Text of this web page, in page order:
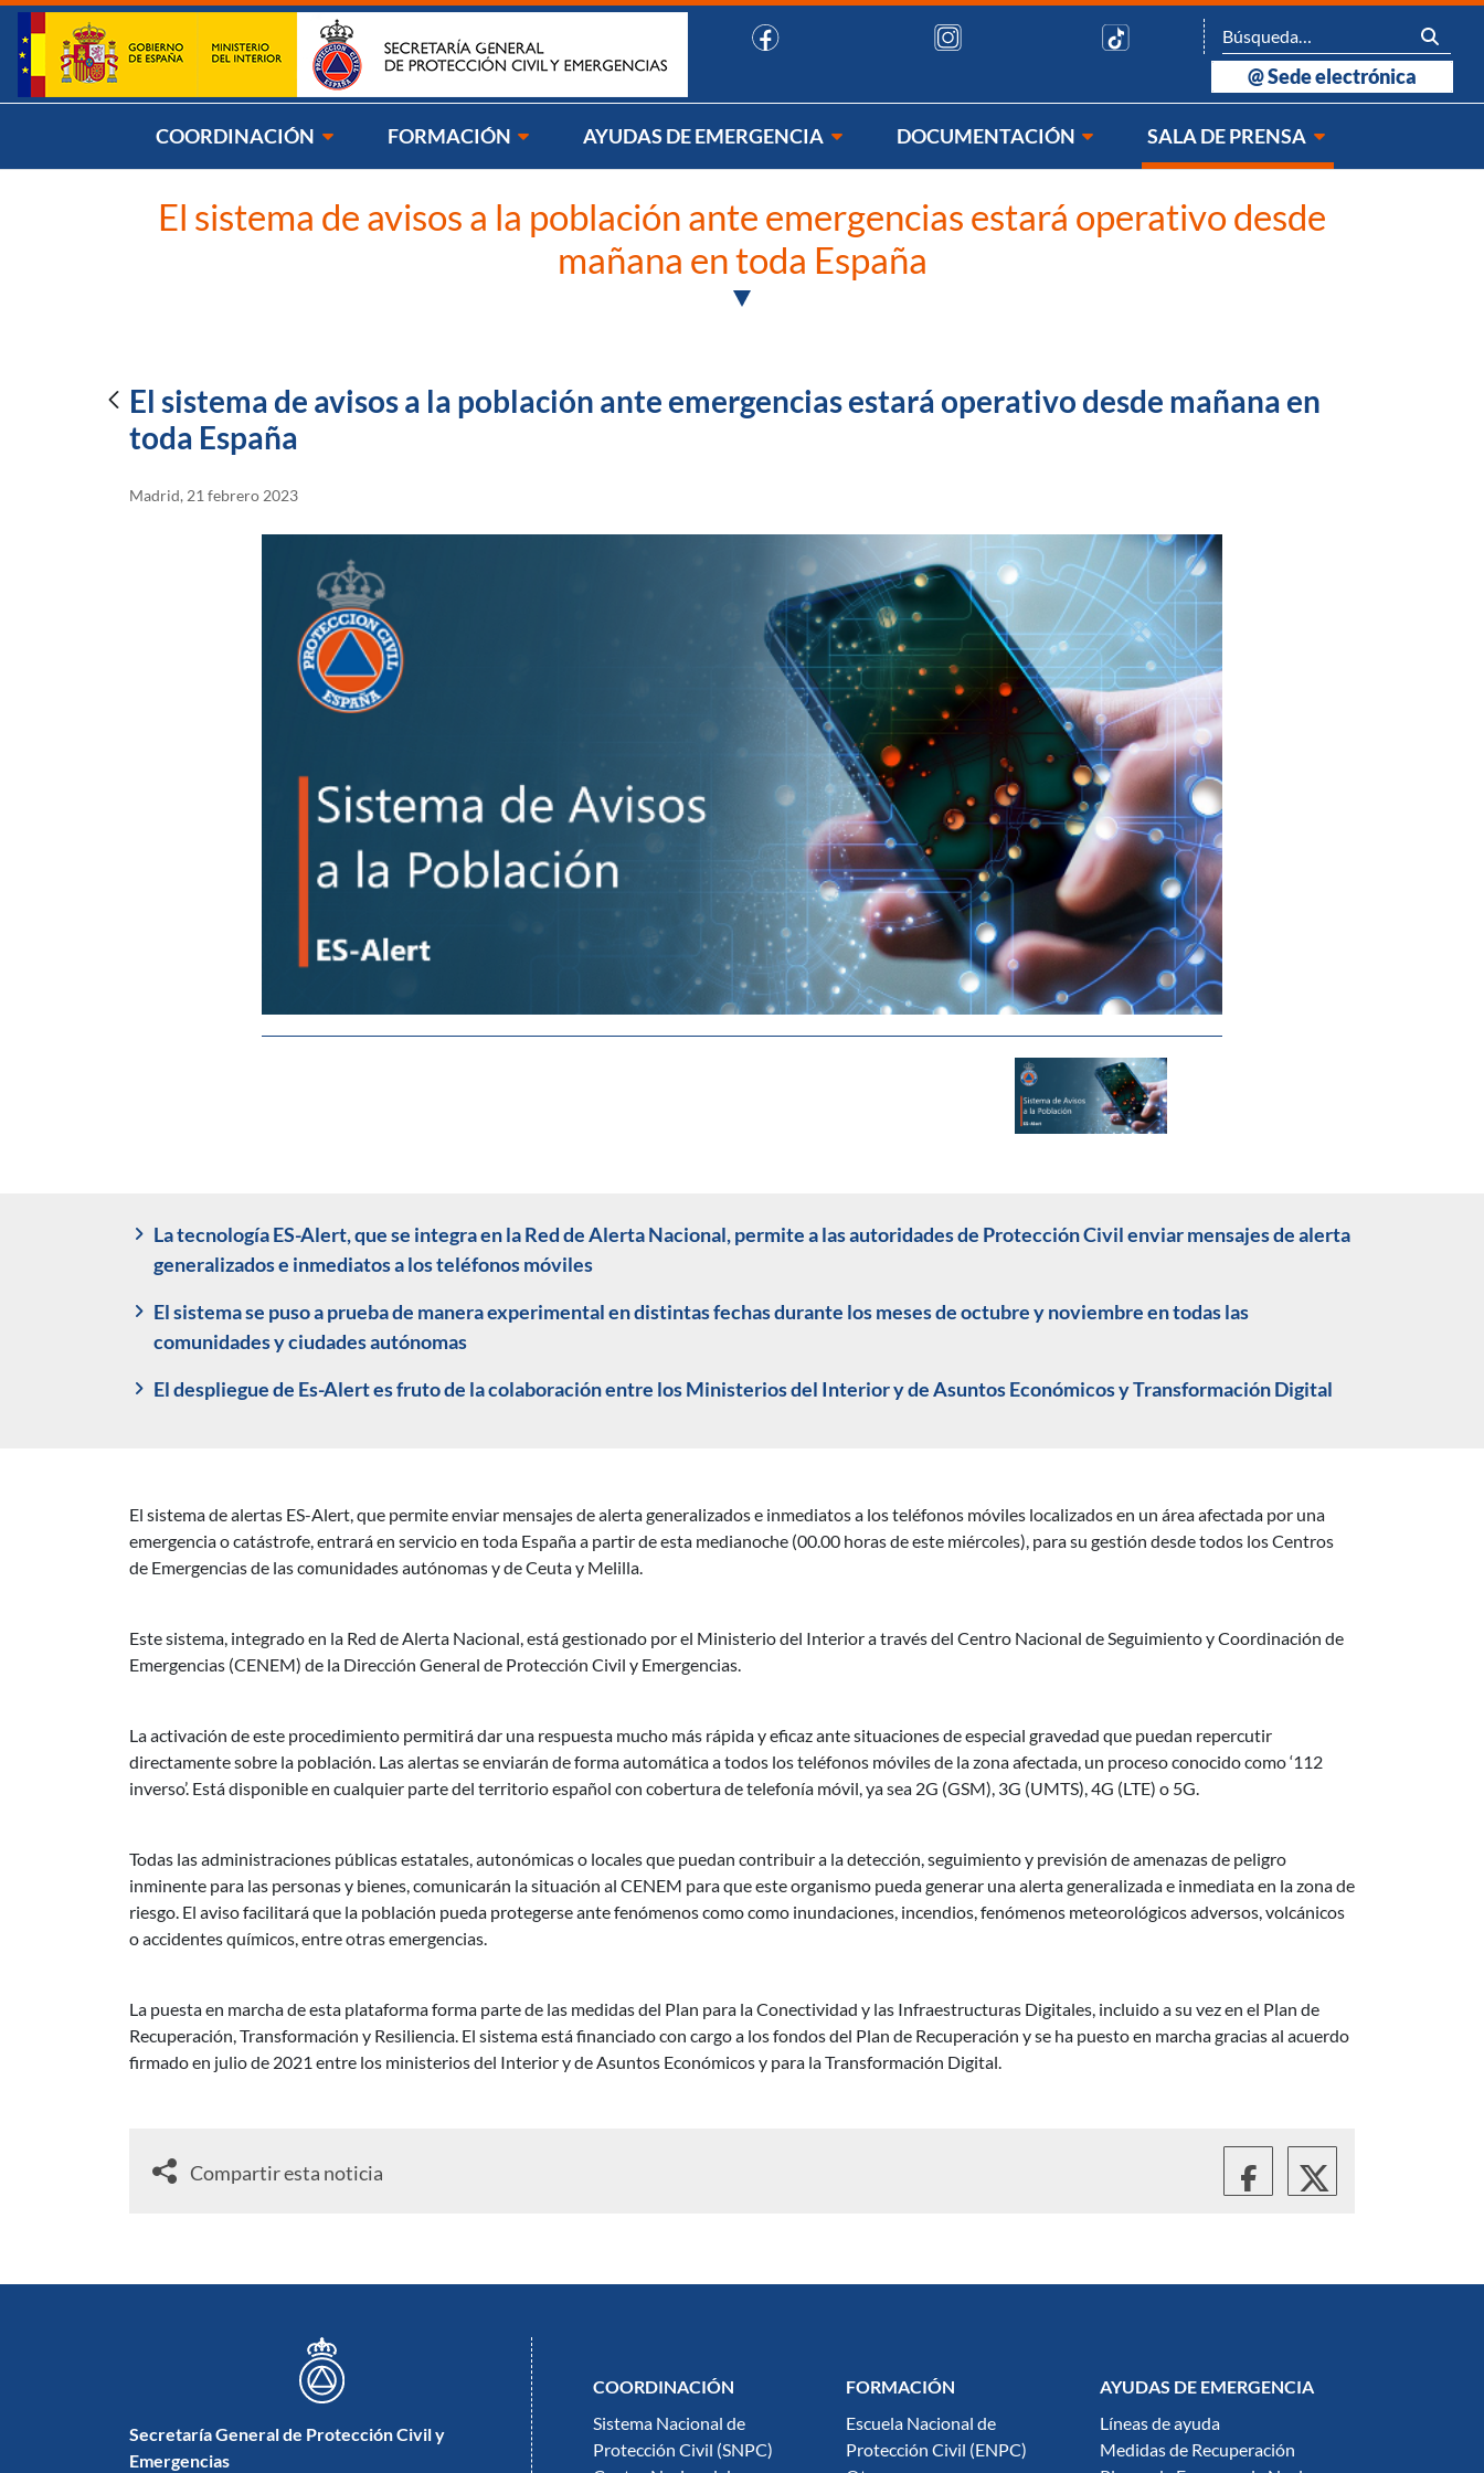
Saltar al contenido
@Sede electrónica
COORDINACIÓN FORMACIÓN AYUDAS DE EMERGENCIA DOCUMENTACIÓN SALA DE PRENSA
El sistema de avisos a la población ante emergencias estará operativo desde
mañana en toda España
El sistema de avisos a la población ante emergencias estará operativo desde mañana en
toda España
Madrid, 21 febrero 2023
La tecnología ES-Alert, que se integra en la Red de Alerta Nacional, permite a las autoridades de Protección Civil enviar mensajes de alerta
generalizados e inmediatos a los teléfonos móviles
El sistema se puso a prueba de manera experimental en distintas fechas durante los meses de octubre y noviembre en todas las
comunidades y ciudades autónomas
El despliegue de Es-Alert es fruto de la colaboración entre los Ministerios del Interior y de Asuntos Económicos y Transformación Digital
Descripción noticia
El sistema de alertas ES-Alert, que permite enviar mensajes de alerta generalizados e inmediatos a los teléfonos móviles localizados en un área afectada por una
emergencia o catástrofe, entrará en servicio en toda España a partir de esta medianoche (00.00 horas de este miércoles), para su gestión desde todos los Centros
de Emergencias de las comunidades autónomas y de Ceuta y Melilla.
Este sistema, integrado en la Red de Alerta Nacional, está gestionado por el Ministerio del Interior a través del Centro Nacional de Seguimiento y Coordinación de
Emergencias (CENEM) de la Dirección General de Protección Civil y Emergencias.
La activación de este procedimiento permitirá dar una respuesta mucho más rápida y eficaz ante situaciones de especial gravedad que puedan repercutir
directamente sobre la población. Las alertas se enviarán de forma automática a todos los teléfonos móviles de la zona afectada, un proceso conocido como ‘112
inverso’. Está disponible en cualquier parte del territorio español con cobertura de telefonía móvil, ya sea 2G (GSM), 3G (UMTS), 4G (LTE) o 5G.
Todas las administraciones públicas estatales, autonómicas o locales que puedan contribuir a la detección, seguimiento y previsión de amenazas de peligro
inminente para las personas y bienes, comunicarán la situación al CENEM para que este organismo pueda generar una alerta generalizada e inmediata en la zona de
riesgo. El aviso facilitará que la población pueda protegerse ante fenómenos como como inundaciones, incendios, fenómenos meteorológicos adversos, volcánicos
o accidentes químicos, entre otras emergencias.
La puesta en marcha de esta plataforma forma parte de las medidas del Plan para la Conectividad y las Infraestructuras Digitales, incluido a su vez en el Plan de
Recuperación, Transformación y Resiliencia. El sistema está financiado con cargo a los fondos del Plan de Recuperación y se ha puesto en marcha gracias al acuerdo
firmado en julio de 2021 entre los ministerios del Interior y de Asuntos Económicos y para la Transformación Digital.
Compartir esta noticia
Secretaría General de Protección Civil y
Emergencias
COORDINACIÓN
Sistema Nacional de
Protección Civil (SNPC)
FORMACIÓN
Escuela Nacional de
Protección Civil (ENPC)
AYUDAS DE EMERGENCIA
Líneas de ayuda
Medidas de Recuperación